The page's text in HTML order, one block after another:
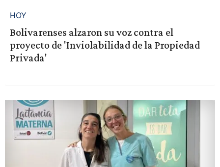
HOY
Bolivarenses alzaron su voz contra el
proyecto de 'Inviolabilidad de la Propiedad
Privada'